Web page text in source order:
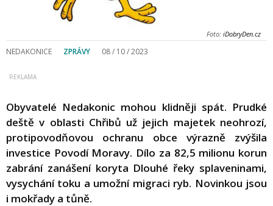
Foto: iDobryDen.cz
NEDAKONICE ZPRÁVY 08 / 10 / 2023
Obyvatelé Nedakonic mohou klidněji spát. Prudké
deště v oblasti Chřibů už jejich majetek neohrozí,
protipovodňovou ochranu obce výrazně zvýšila
investice Povodí Moravy. Dílo za 82,5 milionu korun
zabrání zanášení koryta Dlouhé řeky splaveninami,
vysychání toku a umožní migraci ryb. Novinkou jsou
i mokřady a tůně.